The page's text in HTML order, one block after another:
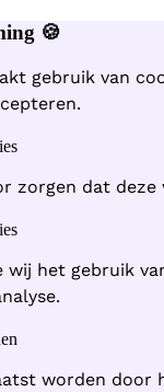
🍪
gebruik van
zorgen dat
wij het gebruik
worden door